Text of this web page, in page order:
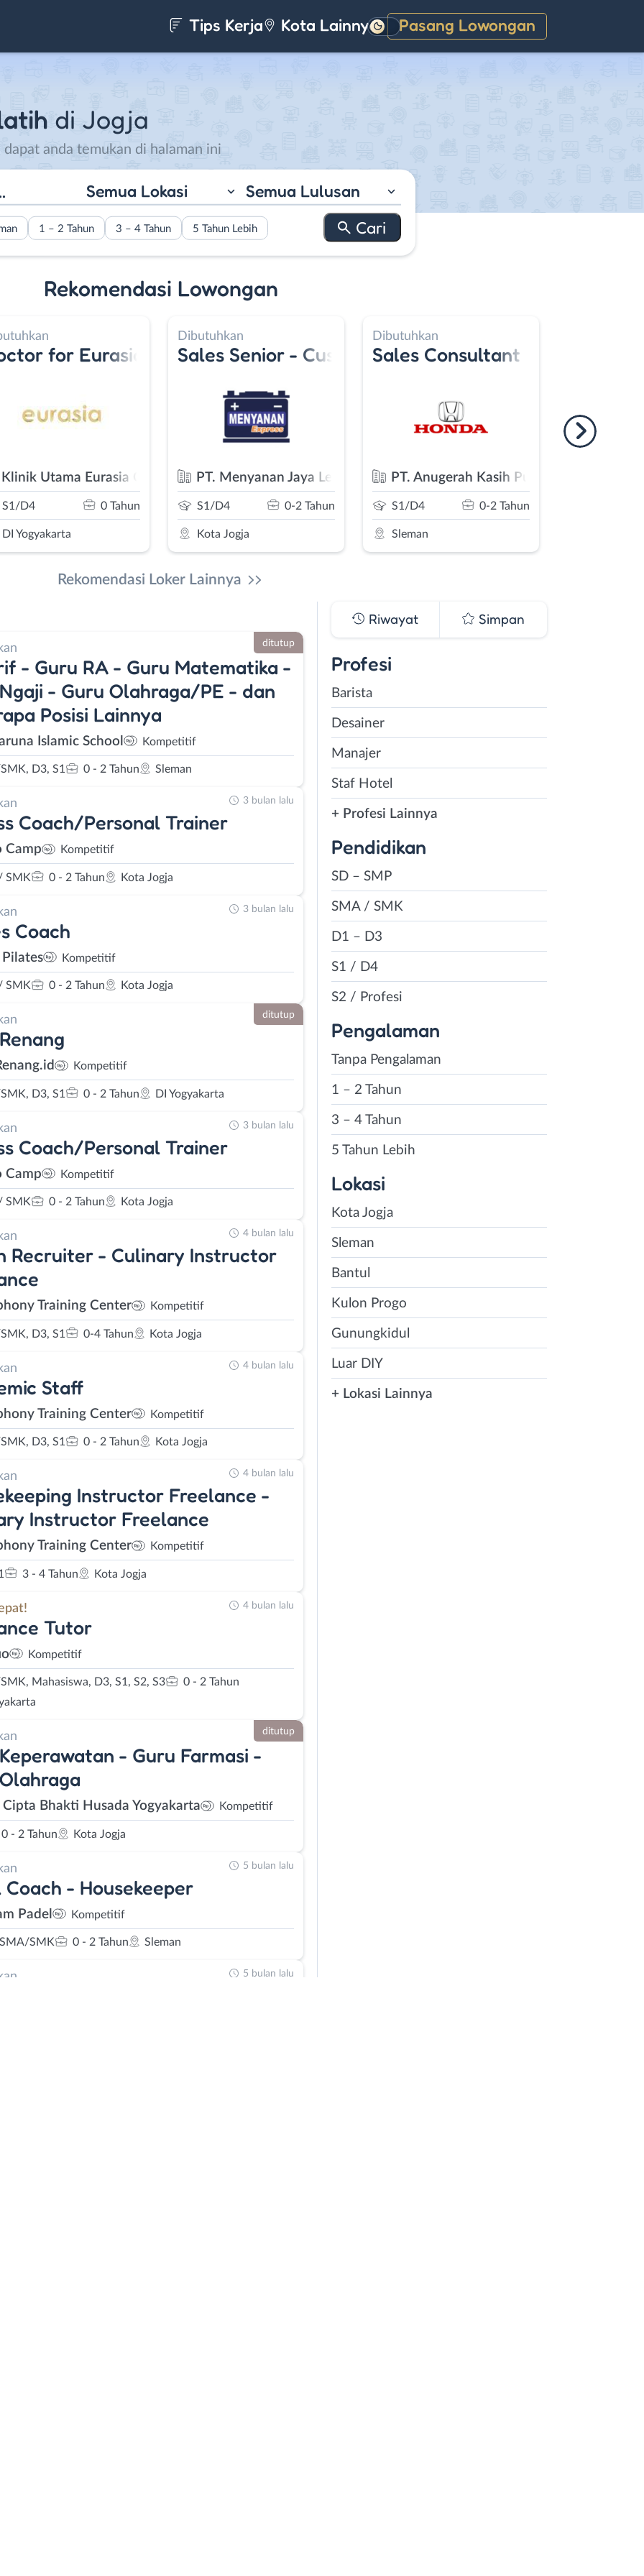
Tips Kerja Kota Lainnya Pasang Lowongan
Gelap
di Jogja
anda temukan di halaman ini
Semua Lokasi Semua Lulusan
1 – 2 Tahun 3 – 4 Tahun 5 Tahun Lebih
Rekomendasi Lowongan
Fellowship & Career Program
Dibutuhkan
Sales Senior - Customer Service - Teknisi Aki/Listrik
PT. Menyanan Jaya Lestari
SMA/SMK 0-2 Tahun
Kota Jogja
Dibutuhkan
Sales Consultant
PT. Anugerah Kasih Putera (Honda Anugerah)
SMA/SMK 0-2 Tahun
Sleman
Dibutuhkan
Sales Executive
Astra Motor Bantul 2
SMA/SMK
Rekomendasi Loker Lainnya
- Guru RA - Guru Matematika -
- Guru Olahraga/PE - dan
Posisi Lainnya
Islamic School Kompetitif
D3, S1 0 - 2 Tahun Sleman
ditutup
Coach/Personal Trainer
Camp Kompetitif
SMK 0 - 2 Tahun Kota Jogja
3 bulan lalu
Coach
Pilates Kompetitif
SMK 0 - 2 Tahun Kota Jogja
3 bulan lalu
Kompetitif
D3, S1 0 - 2 Tahun DI Yogyakarta
ditutup
Coach/Personal Trainer
Camp Kompetitif
SMK 0 - 2 Tahun Kota Jogja
3 bulan lalu
Recruiter - Culinary Instructor
Training Center Kompetitif
D3, S1 0-4 Tahun Kota Jogja
4 bulan lalu
Staff
Training Center Kompetitif
D3, S1 0 - 2 Tahun Kota Jogja
4 bulan lalu
Instructor Freelance -
Instructor Freelance
Training Center Kompetitif
3 - 4 Tahun Kota Jogja
4 bulan lalu
Tutor
Kompetitif
Mahasiswa, D3, S1, S2, S3
0 - 2 Tahun
4 bulan lalu
- Guru Farmasi -
Cipta Bhakti Husada Yogyakarta Kompetitif
0 - 2 Tahun Kota Jogja
ditutup
Coach - Housekeeper
Padel Kompetitif
SMK 0 - 2 Tahun Sleman
5 bulan lalu
5 bulan lalu
Riwayat Simpan
Profesi
Barista
Desainer
Manajer
Staf Hotel
+ Profesi Lainnya
Pendidikan
SD – SMP
SMA / SMK
D1 – D3
S1 / D4
S2 / Profesi
Pengalaman
Tanpa Pengalaman
1 – 2 Tahun
3 – 4 Tahun
5 Tahun Lebih
Lokasi
Kota Jogja
Sleman
Bantul
Kulon Progo
Gunungkidul
Luar DIY
+ Lokasi Lainnya